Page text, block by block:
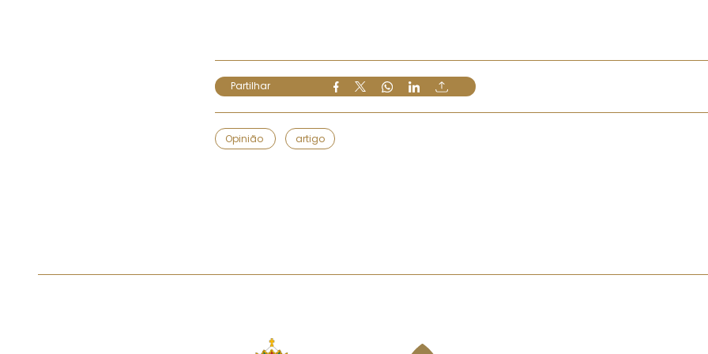
Partilhar
Opinião artigo